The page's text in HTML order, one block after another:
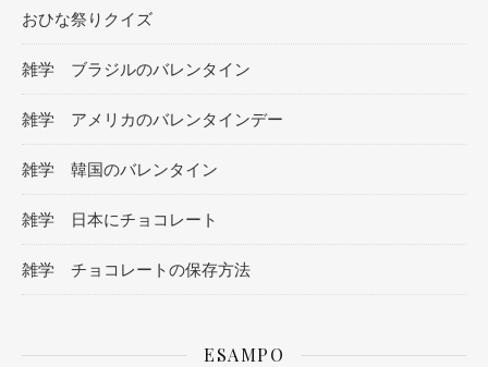
おひな祭りクイズ
雑学 ブラジルのバレンタイン
雑学 アメリカのバレンタインデー
雑学 韓国のバレンタイン
雑学 日本にチョコレート
雑学 チョコレートの保存方法
ESAMPO